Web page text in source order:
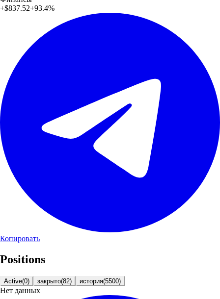
+$837.52+93.4%
Копировать
Positions
Active(0) закрыто(82) история(5500)
Нет данных